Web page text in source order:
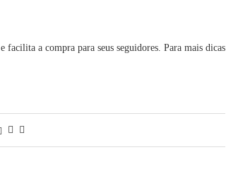
a compra para seus seguidores. Para mais dicas